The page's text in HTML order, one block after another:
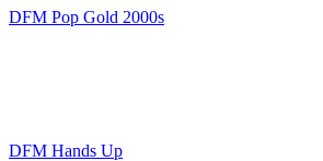
DFM Pop Gold 2000s
DFM Hands Up